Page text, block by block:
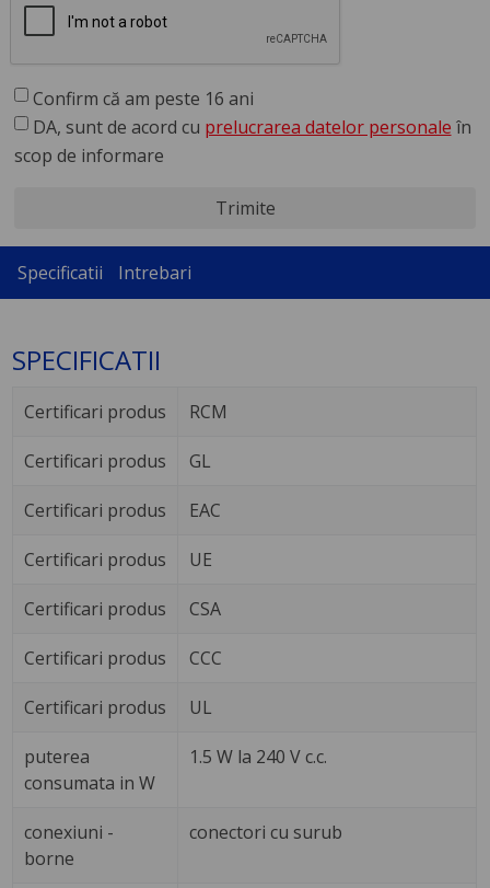
Confirm că am peste 16 ani
DA, sunt de acord cu prelucrarea datelor personale în
scop de informare
Trimite
Specificatii Intrebari
SPECIFICATII
Certificari produs RCM
Certificari produs GL
Certificari produs EAC
Certificari produs UE
Certificari produs CSA
Certificari produs CCC
Certificari produs UL
puterea
consumata in W
1.5 W la 240 V c.c.
conexiuni -
borne
conectori cu surub